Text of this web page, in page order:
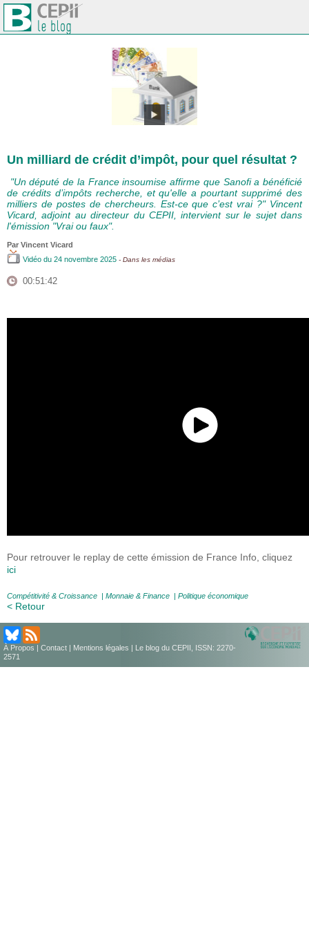
Un milliard de crédit d’impôt, pour quel résultat ?
"Un député de la France insoumise affirme que Sanofi a bénéficié
de crédits d’impôts recherche, et qu'elle a pourtant supprimé des
milliers de postes de chercheurs. Est-ce que c’est vrai ?" Vincent
Vicard, adjoint au directeur du CEPII, intervient sur le sujet dans
l'émission "Vrai ou faux".
Par Vincent Vicard
Vidéo du 24 novembre 2025 - Dans les médias
00:51:42
Pour retrouver le replay de cette émission de France Info, cliquez
ici
Compétitivité & Croissance Monnaie & Finance Politique économique
< Retour
À Propos Contact Mentions légales | Le blog du CEPII, ISSN: 2270-
2571